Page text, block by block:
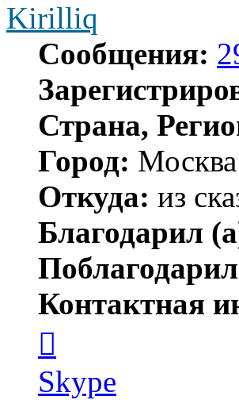
Kirilliq
Сообщения:
Страна,
Город: Москва
Откуда: из
Благодарил
Контактная
пользователя
Kirilliq
Skype